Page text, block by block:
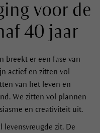
voor de
40 jaar
breekt er een fase van
actief en zitten vol
van het leven en
We zitten vol plannen
en creativiteit uit.
zit. De